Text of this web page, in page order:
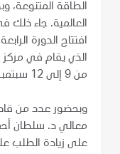
الطاقة المتنوعة،
العالمية. جاء ذلك
افتتاح الدورة
الذي يقام في مركز
من 9 إلى 12 سبتمبر 2019.
وبحضور عدد من
معالي د. سلطان أحمد
على زيادة الطلب